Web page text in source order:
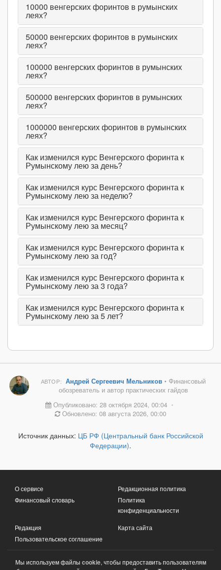
10000 венгерских форинтов в румынских
леях?
50000 венгерских форинтов в румынских
леях?
100000 венгерских форинтов в румынских
леях?
500000 венгерских форинтов в румынских
леях?
1000000 венгерских форинтов в румынских
леях?
Как изменился курс Венгерского форинта к
Румынскому лею за день?
Как изменился курс Венгерского форинта к
Румынскому лею за неделю?
Как изменился курс Венгерского форинта к
Румынскому лею за месяц?
Как изменился курс Венгерского форинта к
Румынскому лею за год?
Как изменился курс Венгерского форинта к
Румынскому лею за 3 года?
Как изменился курс Венгерского форинта к
Румынскому лею за 5 лет?
АВТОР: Андрей Сергеевич Мельников• Финансовый
обозреватель и автор практических гайдов
Опубликовано: 28 октября 2024, 00:04 •
Обновлено: 08 августа 2026, 00:00
Источник данных: ЦБ РФ (Центральный банк Российской
Федерации).
О сервисе
Финансовый словарь
Редакционная политика
Политика
конфиденциальности
Редакция
Пользовательское соглашение
Карта сайта
Мы используем файлы cookie, чтобы предоставить пользователям